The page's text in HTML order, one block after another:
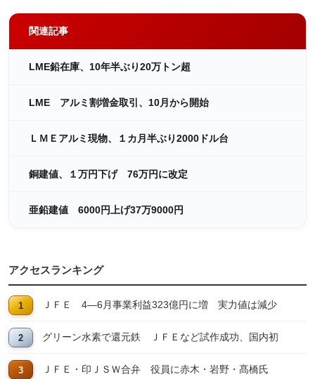
関連記事
LME鉛在庫、10年半ぶり20万トン超
LME アルミ割増金取引、10月から開始
ＬＭＥアルミ現物、１カ月半ぶり2000ドル台
銅建値、１万円下げ 76万円に改定
亜鉛建値 6000円上げ37万9000円
アクセスランキング
ＪＦＥ 4―6月事業利益323億円に増 実力値は減少
グリーン水素で還元鉄 ＪＦＥなど試作成功、国内初
ＪＦＥ・印ＪＳＷ合弁 役員に赤木・岩野・髙橋氏